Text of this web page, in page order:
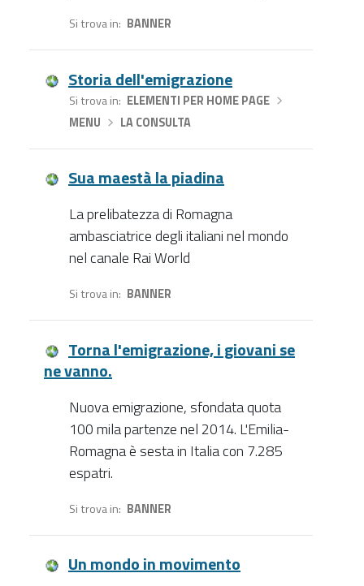
Si trova in BANNER
Storia dell'emigrazione
Si trova in ELEMENTI PER HOME PAGE›
MENU
LA CONSULTA
Sua maestà la piadina
La prelibatezza di Romagna
ambasciatrice degli italiani nel mondo
nel canale Rai World
Si trova in BANNER
Torna l'emigrazione, i giovani se
ne vanno.
Nuova emigrazione, sfondata quota
100 mila partenze nel 2014. L'Emilia-
Romagna è sesta in Italia con 7.285
espatri.
Si trova in BANNER
Un mondo in movimento